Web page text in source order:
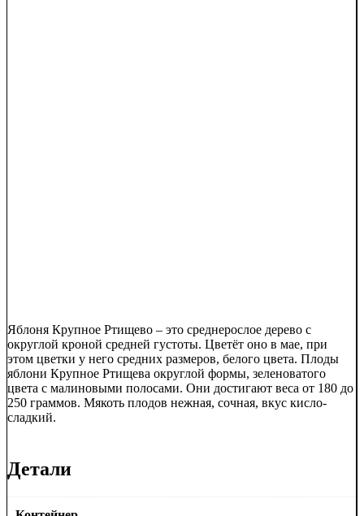
Яблоня Крупное Ртищево – это среднерослое дерево с
округлой кроной средней густоты. Цветёт оно в мае, при
этом цветки у него средних размеров, белого цвета. Плоды
яблони Крупное Ртищева округлой формы, зеленоватого
цвета с малиновыми полосами. Они достигают веса от 180 до
250 граммов. Мякоть плодов нежная, сочная, вкус кисло-
сладкий.
Детали